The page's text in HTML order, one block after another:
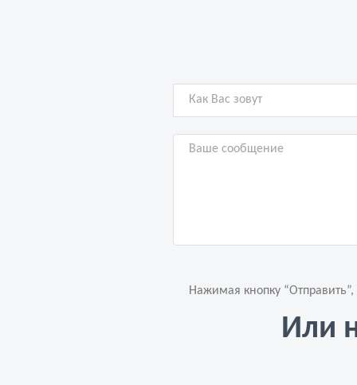
Нажимая кнопку
Или